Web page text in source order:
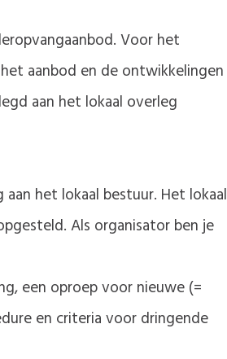
Voor het
aanbod en de ontwikkelingen
aan het lokaal overleg
het lokaal bestuur. Het lokaal
Als organisator ben je
een oproep voor nieuwe (=
en criteria voor dringende